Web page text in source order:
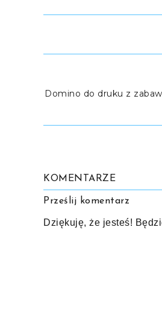
Domino do druku z
KOMENTARZE
Prześlij komentarz
Dziękuję, że jesteś!